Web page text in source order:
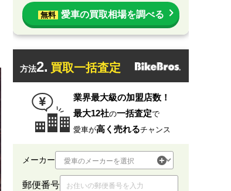
無料 愛車の買取相場を調べる
方法2. 買取一括査定
業界最大級の加盟店数！
最大12社の一括査定で
愛車が高く売れるチャンス
メーカー
郵便番号